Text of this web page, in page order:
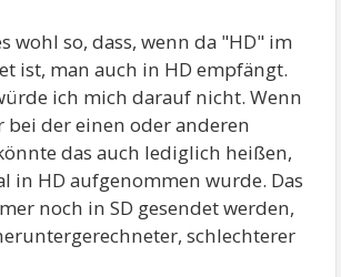
wohl so, dass, wenn da "HD" im
ist, man auch in HD empfängt.
ich mich darauf nicht. Wenn
bei der einen oder anderen
das auch lediglich heißen,
in HD aufgenommen wurde. Das
noch in SD gesendet werden,
schlechterer